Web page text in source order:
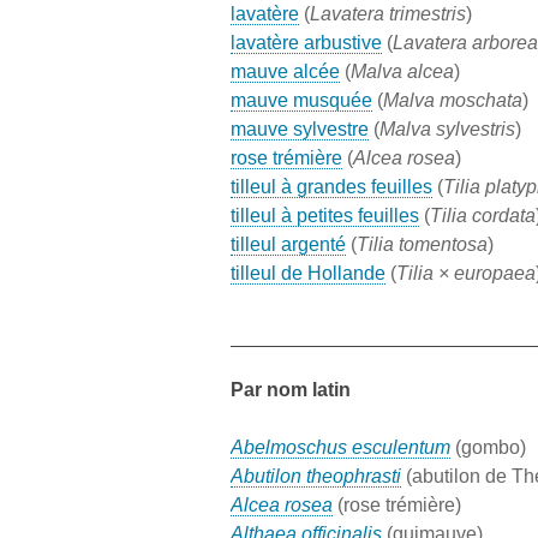
lavatère (Lavatera trimestris)
lavatère arbustive (Lavatera arborea
mauve alcée (Malva alcea)
mauve musquée (Malva moschata)
mauve sylvestre (Malva sylvestris)
rose trémière (Alcea rosea)
tilleul à grandes feuilles (Tilia
tilleul à petites feuilles (Tilia cordata
tilleul argenté (Tilia tomentosa)
tilleul de Hollande (Tilia × europaea
Par nom latin
Abelmoschus esculentum (gombo)
Abutilon theophrasti (abutilon de
Alcea rosea (rose trémière)